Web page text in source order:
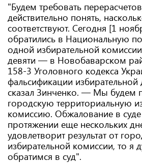
"Будем требовать
действительно понять,
соответствуют. Сегодня [1
обратились в Национальную
одной избирательной
девяти — в Новобаварском
158-3 Уголовного кодекса
фальсификации
сказал Зинченко. — Мы будем
городскую территориальную
комиссию. Обжалование в суде
протяжении еще нескольких
удовлетворит результат от
избирательной комиссии, то
обратимся в суд".